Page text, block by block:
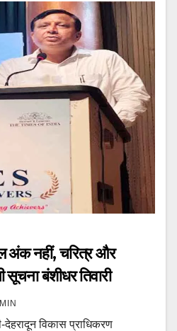
अंक नहीं, चरित्र और
बंशीधर तिवारी
देहरादून विकास प्राधिकरण